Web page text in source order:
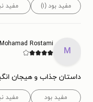
مفید بود (۱) مفید
M
Mohamad Rostami
داستان جذاب و هیجان
مفید بود مفید